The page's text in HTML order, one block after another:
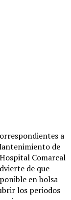
a
de
Comarcal
de que
en bolsa
los periodos